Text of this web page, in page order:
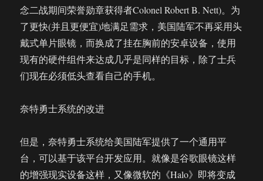
念二战期间荣誉勋章获得者Colonel Robert B. Nett)。为
了更快(并且更便宜)地满足需求，美国陆军不再采用头
戴式单片眼镜，而换成了挂在胸前的安卓设备，使用
现有的硬件组件来达成几乎是同样的目标，除了士兵
们现在必须低头查看自己的手机。
奈特勇士系统的改进
但是，奈特勇士系统给美国陆军提供了一个通用平
台，可以基于该平台开发应用。就像是谷歌眼镜这样
的增强现实设备这样，又像微软的《Halo》即将变成